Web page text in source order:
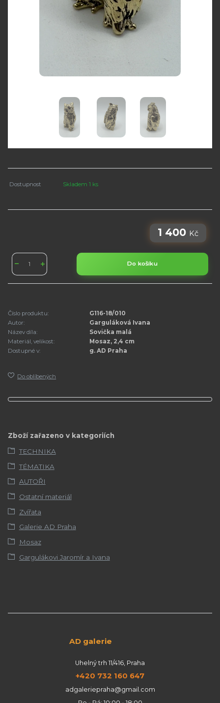
Dostupnost Skladem 1 ks
1 400 Kč
Do košíku
Číslo produktu:
G116-18/010
Autor:
Garguláková Ivana
Název díla:
Sovička malá
Materiál, velikost:
Mosaz, 2,4 cm
Dostupné v:
g. AD Praha
Do oblíbených
Zboží zařazeno v kategoriích
TECHNIKA
TÉMATIKA
AUTOŘI
Ostatní materiál
Zvířata
Galerie AD Praha
Mosaz
Gargulákovi Jaromír a Ivana
AD galerie
Uhelný trh 11/416, Praha
+420 732 160 647
adgaleriepraha@gmail.com